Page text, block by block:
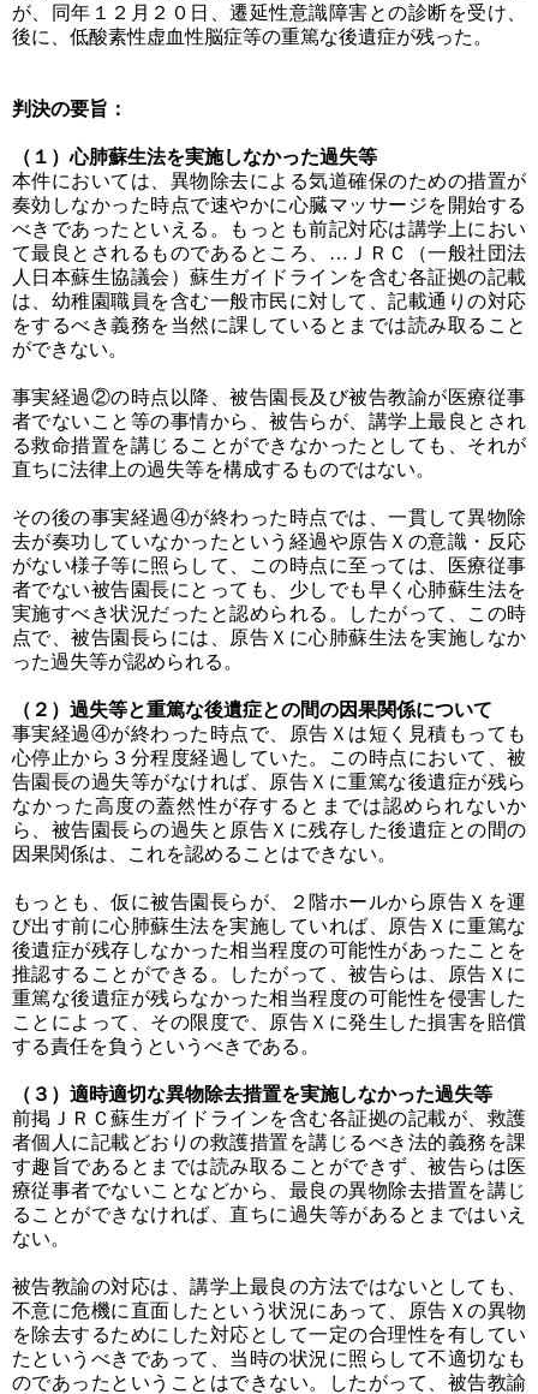
が、同年１２月２０日、遷延性意識障害との診断を受け、
後に、低酸素性虚血性脳症等の重篤な後遺症が残った。
判決の要旨：
（１）心肺蘇生法を実施しなかった過失等
本件においては、異物除去による気道確保のための措置が
奏効しなかった時点で速やかに心臓マッサージを開始する
べきであったといえる。もっとも前記対応は講学上におい
て最良とされるものであるところ、…ＪＲＣ（一般社団法
人日本蘇生協議会）蘇生ガイドラインを含む各証拠の記載
は、幼稚園職員を含む一般市民に対して、記載通りの対応
をするべき義務を当然に課しているとまでは読み取ること
ができない。
事実経過②の時点以降、被告園長及び被告教諭が医療従事
者でないこと等の事情から、被告らが、講学上最良とされ
る救命措置を講じることができなかったとしても、それが
直ちに法律上の過失等を構成するものではない。
その後の事実経過④が終わった時点では、一貫して異物除
去が奏功していなかったという経過や原告Ｘの意識・反応
がない様子等に照らして、この時点に至っては、医療従事
者でない被告園長にとっても、少しでも早く心肺蘇生法を
実施すべき状況だったと認められる。したがって、この時
点で、被告園長らには、原告Ｘに心肺蘇生法を実施しなか
った過失等が認められる。
（２）過失等と重篤な後遺症との間の因果関係について
事実経過④が終わった時点で、原告Ｘは短く見積もっても
心停止から３分程度経過していた。この時点において、被
告園長の過失等がなければ、原告Ｘに重篤な後遺症が残ら
なかった高度の蓋然性が存するとまでは認められないか
ら、被告園長らの過失と原告Ｘに残存した後遺症との間の
因果関係は、これを認めることはできない。
もっとも、仮に被告園長らが、２階ホールから原告Ｘを運
び出す前に心肺蘇生法を実施していれば、原告Ｘに重篤な
後遺症が残存しなかった相当程度の可能性があったことを
推認することができる。したがって、被告らは、原告Ｘに
重篤な後遺症が残らなかった相当程度の可能性を侵害した
ことによって、その限度で、原告Ｘに発生した損害を賠償
する責任を負うというべきである。
（３）適時適切な異物除去措置を実施しなかった過失等
前掲ＪＲＣ蘇生ガイドラインを含む各証拠の記載が、救護
者個人に記載どおりの救護措置を講じるべき法的義務を課
す趣旨であるとまでは読み取ることができず、被告らは医
療従事者でないことなどから、最良の異物除去措置を講じ
ることができなければ、直ちに過失等があるとまではいえ
ない。
被告教諭の対応は、講学上最良の方法ではないとしても、
不意に危機に直面したという状況にあって、原告Ｘの異物
を除去するためにした対応として一定の合理性を有してい
たというべきであって、当時の状況に照らして不適切なも
のであったということはできない。したがって、被告教諭